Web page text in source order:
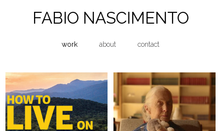
FABIO NASCIMENTO
work about contact